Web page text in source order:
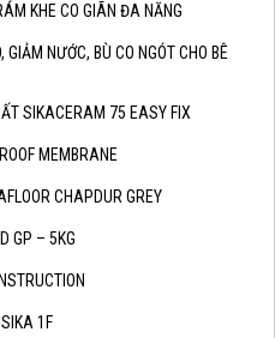
KHE CO GIÃN ĐA NĂNG
NƯỚC, BÙ CO NGÓT CHO BÊ
SIKACERAM 75 EASY FIX
MEMBRANE
CHAPDUR GREY
GP – 5KG
1F